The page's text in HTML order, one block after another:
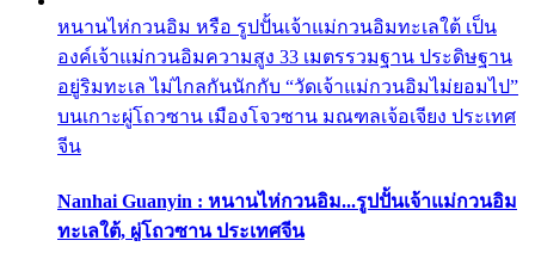
หนานไห่กวนอิม หรือ รูปปั้นเจ้าแม่กวนอิมทะเลใต้ เป็น
องค์เจ้าแม่กวนอิมความสูง 33 เมตรรวมฐาน ประดิษฐาน
อยู่ริมทะเล ไม่ไกลกันนักกับ “วัดเจ้าแม่กวนอิมไม่ยอมไป”
บนเกาะผู่โถวซาน เมืองโจวซาน มณฑลเจ้อเจียง ประเทศ
จีน
Nanhai Guanyin : หนานไห่กวนอิม...รูปปั้นเจ้าแม่กวนอิม
ทะเลใต้, ผู่โถวซาน ประเทศจีน